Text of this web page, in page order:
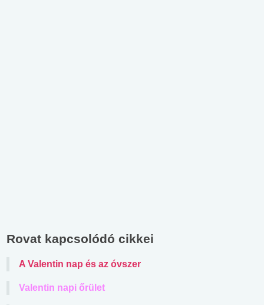
Rovat kapcsolódó cikkei
A Valentin nap és az óvszer
Valentin napi őrület